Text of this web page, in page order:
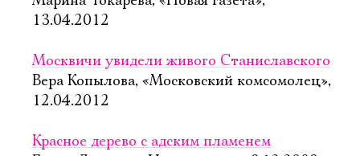
13.04.2012
Москвичи увидели живого Cтаниславского
Вера Копылова, «Московский комсомолец»,
12.04.2012
Красное дерево с адским пламенем